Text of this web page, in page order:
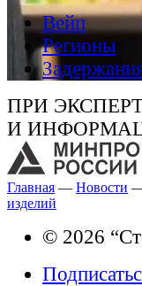
Вейп
Регионы
ПРИ
И
Главная — Новости
изделий
© 2026